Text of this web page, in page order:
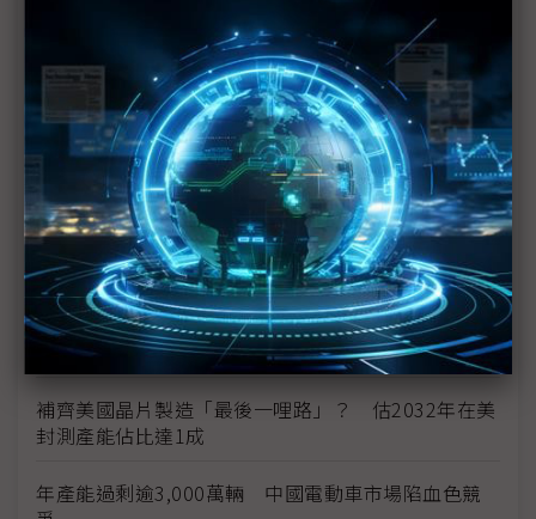
豐田靠HEV撐起全球銷售 車市轉型進入多路徑時代
供不應求與運輸成本推升 福特六和預告26年式美製
車價格調漲
美系政策擾動、中系產能過剩 全球車市結構性風險
加拿大總理拒簽不平等貿易協議 強調美加談判不急
於求成
借道策略結合供應鏈重組 中系車廠突圍美國貿易高
補齊美國晶片製造「最後一哩路」？ 估2032年在美
封測產能佔比達1成
年產能過剩逾3,000萬輛 中國電動車市場陷血色競